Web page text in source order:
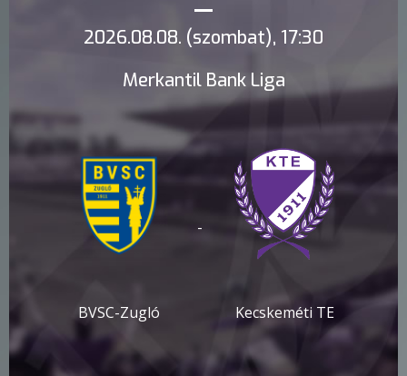
2026.08.08. (szombat), 17:30
Merkantil Bank Liga
BVSC-Zugló
-
Kecskeméti TE